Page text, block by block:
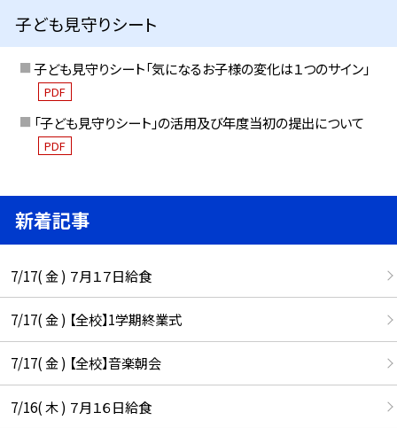
子ども見守りシート
子ども見守りシート「気になるお子様の変化は１つのサイン」
PDF
「子ども見守りシート」の活用及び年度当初の提出について
PDF
新着記事
7/17( 金 ) ７月１７日給食
7/17( 金 ) 【全校】1学期終業式
7/17( 金 ) 【全校】音楽朝会
7/16( 木 ) ７月１６日給食